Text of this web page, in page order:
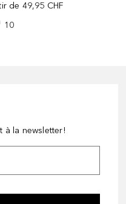
de 49,95 CHF
10
à la newsletter!